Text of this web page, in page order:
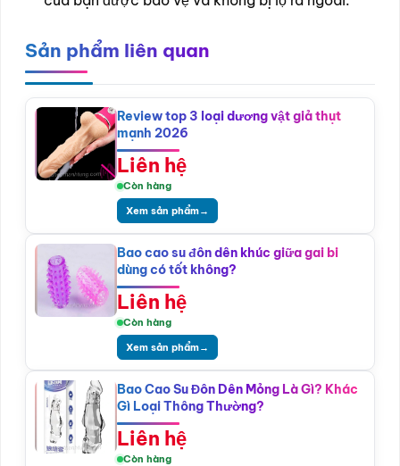
Sản phẩm liên quan
Review top 3 loại dương vật giả thụt
mạnh 2026
Liên hệ
Còn hàng
Xem sản phẩm→
Bao cao su đôn dên khúc giữa gai bi
dùng có tốt không?
Liên hệ
Còn hàng
Xem sản phẩm→
Bao Cao Su Đôn Dên Mỏng Là Gì? Khác
Gì Loại Thông Thường?
Liên hệ
Còn hàng